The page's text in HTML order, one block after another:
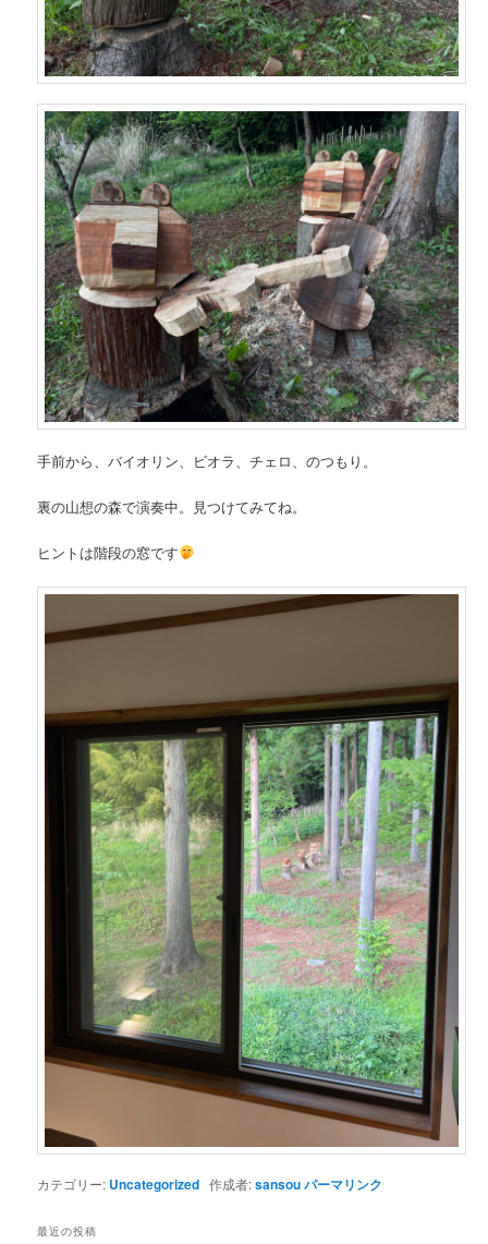
手前から、バイオリン、ビオラ、チェロ、のつもり。
裏の山想の森で演奏中。見つけてみてね。
ヒントは階段の窓です
カテゴリー: Uncategorized 作成者:sansouパーマリンク
最近の投稿